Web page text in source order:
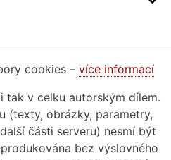
cookies – více informací
tak v celku autorským dílem.
(texty, obrázky, parametry,
části serveru) nesmí být
bez výslovného